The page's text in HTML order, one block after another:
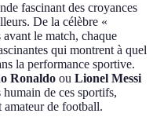
fascinant des croyances
De la célèbre «
le match, chaque
qui montrent à quel
la performance sportive.
Ronaldo ou Lionel Messi
de ces sportifs,
de football.